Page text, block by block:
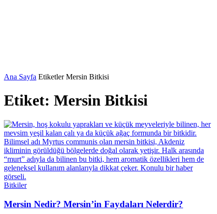
Ana Sayfa Etiketler Mersin Bitkisi
Etiket: Mersin Bitkisi
Bitkiler
Mersin Nedir? Mersin’in Faydaları Nelerdir?